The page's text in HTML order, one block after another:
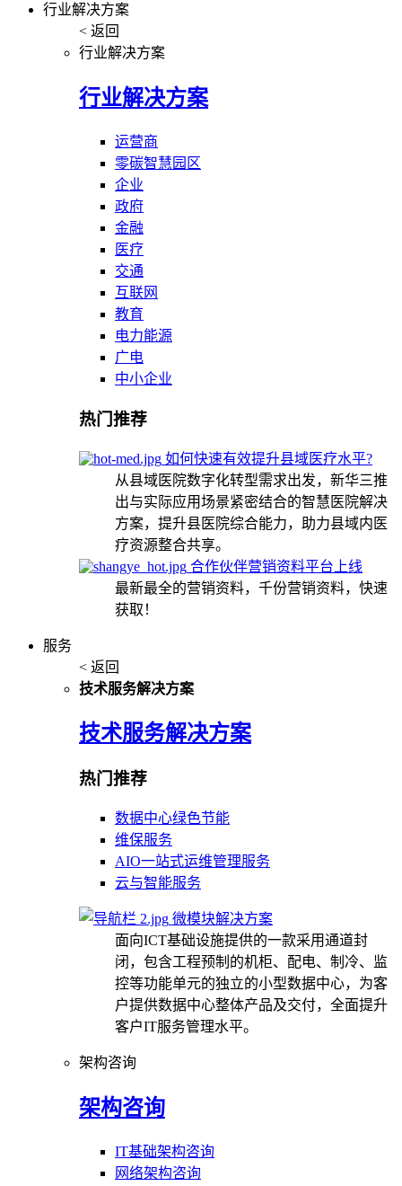
行业解决方案
< 返回
行业解决方案
行业解决方案
运营商
零碳智慧园区
企业
政府
金融
医疗
交通
互联网
教育
电力能源
广电
中小企业
热门推荐
如何快速有效提升县域医疗水平?
从县域医院数字化转型需求出发，新华三推
出与实际应用场景紧密结合的智慧医院解决
方案，提升县医院综合能力，助力县域内医
疗资源整合共享。
合作伙伴营销资料平台上线
最新最全的营销资料，千份营销资料，快速
获取！
服务
< 返回
技术服务解决方案
技术服务解决方案
热门推荐
数据中心绿色节能
维保服务
AIO一站式运维管理服务
云与智能服务
微模块解决方案
面向ICT基础设施提供的一款采用通道封
闭，包含工程预制的机柜、配电、制冷、监
控等功能单元的独立的小型数据中心，为客
户提供数据中心整体产品及交付，全面提升
客户IT服务管理水平。
架构咨询
架构咨询
IT基础架构咨询
网络架构咨询